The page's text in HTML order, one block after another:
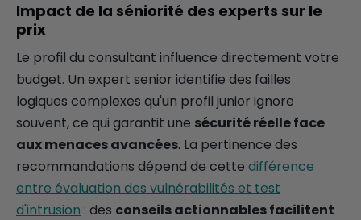
Impact de la séniorité des experts sur le
prix
Le profil du consultant influence directement votre
budget. Un expert senior identifie des failles
logiques complexes qu'un profil junior ignore
souvent, ce qui garantit une sécurité réelle face
aux menaces avancées. La pertinence des
recommandations dépend de cette différence
entre évaluation des vulnérabilités et test
d'intrusion : des conseils actionnables facilitent